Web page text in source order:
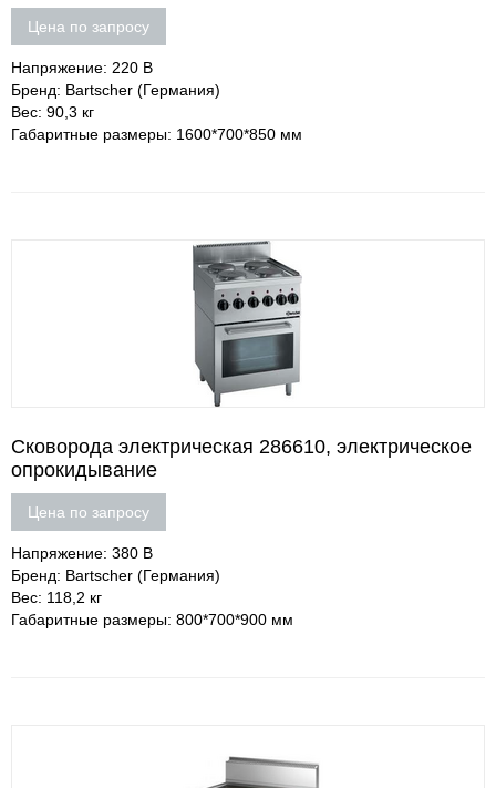
Цена по запросу
Напряжение: 220 В
Бренд: Bartscher (Германия)
Вес: 90,3 кг
Габаритные размеры: 1600*700*850 мм
Сковорода электрическая 286610, электрическое
опрокидывание
Цена по запросу
Напряжение: 380 В
Бренд: Bartscher (Германия)
Вес: 118,2 кг
Габаритные размеры: 800*700*900 мм